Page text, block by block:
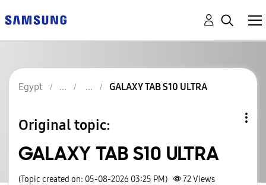
Egypt GALAXY TAB S10 ULTRA
Original topic:
GALAXY TAB S10 ULTRA
(Topic created on: 05-08-2026 03:25 PM) 72Views